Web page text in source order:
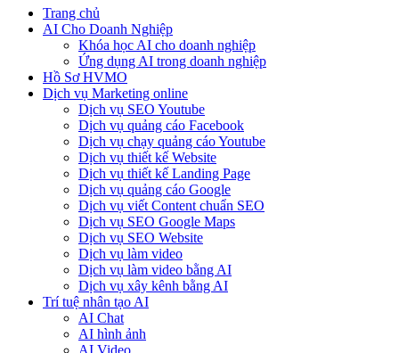
Trang chủ
AI Cho Doanh Nghiệp
Khóa học AI cho doanh nghiệp
Ứng dụng AI trong doanh nghiệp
Hồ Sơ HVMO
Dịch vụ Marketing online
Dịch vụ SEO Youtube
Dịch vụ quảng cáo Facebook
Dịch vụ chạy quảng cáo Youtube
Dịch vụ thiết kế Website
Dịch vụ thiết kế Landing Page
Dịch vụ quảng cáo Google
Dịch vụ viết Content chuẩn SEO
Dịch vụ SEO Google Maps
Dịch vụ SEO Website
Dịch vụ làm video
Dịch vụ làm video bằng AI
Dịch vụ xây kênh bằng AI
Trí tuệ nhân tạo AI
AI Chat
AI hình ảnh
AI Video